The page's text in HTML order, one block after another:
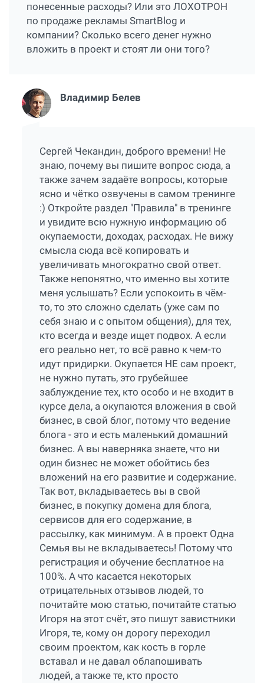
понесенные расходы? Или это ЛОХОТРОН
по продаже рекламы SmartBlog и
компании? Сколько всего денег нужно
вложить в проект и стоят ли они того?
Владимир Белев
Сергей Чекандин, доброго времени! Не
знаю, почему вы пишите вопрос сюда, а
также зачем задаёте вопросы, которые
ясно и чётко озвучены в самом тренинге
:) Откройте раздел "Правила" в тренинге
и увидите всю нужную информацию об
окупаемости, доходах, расходах. Не вижу
смысла сюда всё копировать и
увеличивать многократно свой ответ.
Также непонятно, что именно вы хотите
меня услышать? Если успокоить в чём-
то, то это сложно сделать (уже сам по
себя знаю и с опытом общения), для тех,
кто всегда и везде ищет подвох. А если
его реально нет, то всё равно к чем-то
идут придирки. Окупается НЕ сам проект,
не нужно путать, это грубейшее
заблуждение тех, кто особо и не входит в
курсе дела, а окупаются вложения в свой
бизнес, в свой блог, потому что ведение
блога - это и есть маленький домашний
бизнес. А вы наверняка знаете, что ни
один бизнес не может обойтись без
вложений на его развитие и содержание.
Так вот, вкладываетесь вы в свой
бизнес, в покупку домена для блога,
сервисов для его содержание, в
рассылку, как минимум. А в проект Одна
Семья вы не вкладываетесь! Потому что
регистрация и обучение бесплатное на
100%. А что касается некоторых
отрицательных отзывов людей, то
почитайте мою статью, почитайте статью
Игоря на этот счёт, это пишут завистники
Игоря, те, кому он дорогу переходил
своим проектом, как кость в горле
вставал и не давал облапошивать
людей, а также те, кто просто